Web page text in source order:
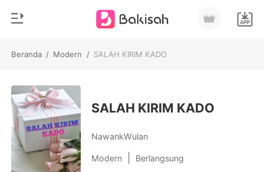
Beranda / Modern / SALAH KIRIM KADO
Pengisian Ulang
Riwayat Membaca
Keluar
Genre
Modern
Romantis
Cerita pendek
SALAH KIRIM KADO
NawankWulan
Modern Berlangsung